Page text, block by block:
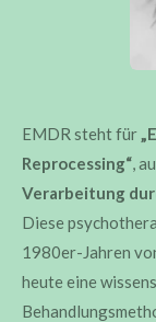
EMDR steht für
Reprocessing“,
Verarbeitung
Diese
1980er-Jahren
heute eine